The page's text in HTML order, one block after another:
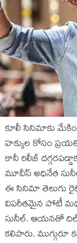
కూలీ సినిమాకు
హక్కుల కోసం
కానీ రిలీజ్
మూవీస్ అధినేత
ఈ సినిమా తెలుగు
విపరీతమైన పోటీ మధ్య
సునీల్. ఆయనతో దిల్
కలిపారు. ముగ్గురూ